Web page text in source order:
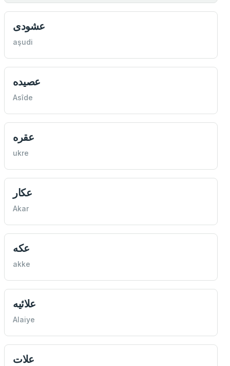
عشودی
aşudi
عصيده
Asîde
عقره
ukre
عكار
Akar
عكه
akke
علائيه
Alaiye
علات